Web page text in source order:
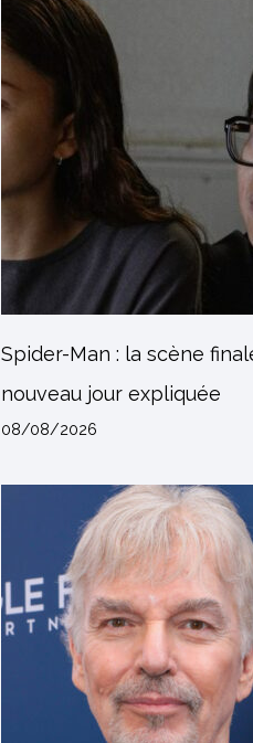
Spider-Man : la scène
nouveau jour expliquée
08/08/2026